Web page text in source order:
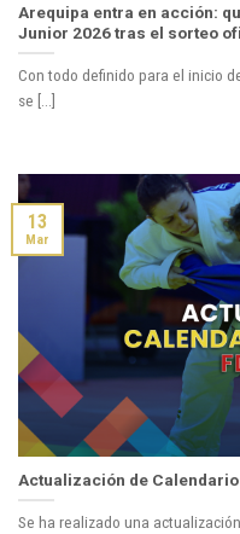
Arequipa entra en acción:
Junior 2026 tras el sorteo
Con todo definido para el inicio
se [...]
Actualización de Calendario
Se ha realizado una
13
Mar